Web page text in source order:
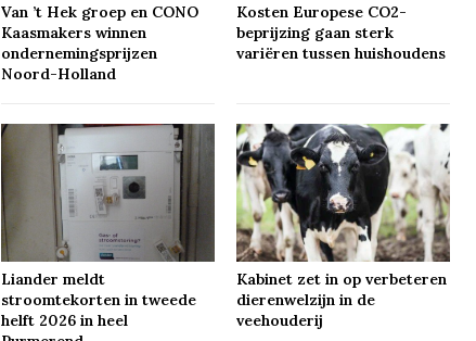
Van ’t Hek groep en CONO
Kaasmakers winnen
ondernemingsprijzen
Noord-Holland
Kosten Europese CO2-
beprijzing gaan sterk
variëren tussen huishoudens
Liander meldt
stroomtekorten in tweede
helft 2026 in heel
Kabinet zet in op verbeteren
dierenwelzijn in de
veehouderij